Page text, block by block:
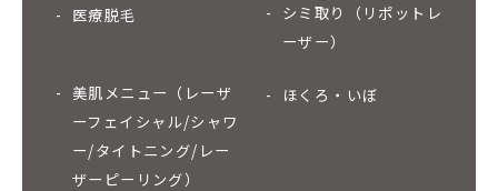
医療脱毛
シミ取り（リポットレ
ーザー）
美肌メニュー（レーザ
ーフェイシャル/シャワ
ー/タイトニング/レー
ザーピーリング）
ほくろ・いぼ